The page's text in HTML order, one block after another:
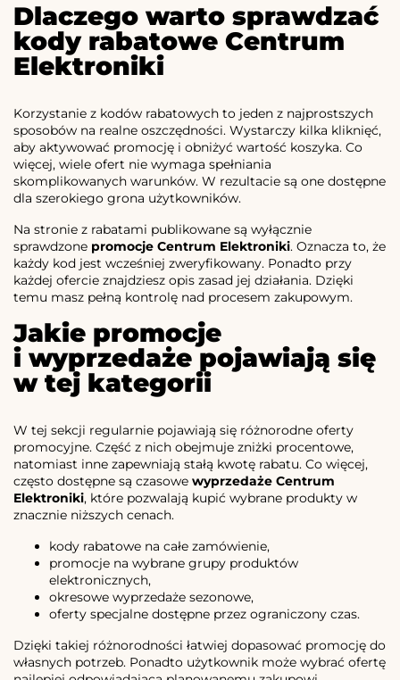
Dlaczego warto sprawdzać
kody rabatowe Centrum
Elektroniki
Korzystanie z kodów rabatowych to jeden z najprostszych
sposobów na realne oszczędności. Wystarczy kilka kliknięć,
aby aktywować promocję i obniżyć wartość koszyka. Co
więcej, wiele ofert nie wymaga spełniania
skomplikowanych warunków. W rezultacie są one dostępne
dla szerokiego grona użytkowników.
Na stronie z rabatami publikowane są wyłącznie
sprawdzone promocje Centrum Elektroniki. Oznacza to, że
każdy kod jest wcześniej zweryfikowany. Ponadto przy
każdej ofercie znajdziesz opis zasad jej działania. Dzięki
temu masz pełną kontrolę nad procesem zakupowym.
Jakie promocje
i wyprzedaże pojawiają się
w tej kategorii
W tej sekcji regularnie pojawiają się różnorodne oferty
promocyjne. Część z nich obejmuje zniżki procentowe,
natomiast inne zapewniają stałą kwotę rabatu. Co więcej,
często dostępne są czasowe wyprzedaże Centrum
Elektroniki, które pozwalają kupić wybrane produkty w
znacznie niższych cenach.
kody rabatowe na całe zamówienie,
promocje na wybrane grupy produktów
elektronicznych,
okresowe wyprzedaże sezonowe,
oferty specjalne dostępne przez ograniczony czas.
Dzięki takiej różnorodności łatwiej dopasować promocję do
własnych potrzeb. Ponadto użytkownik może wybrać ofertę